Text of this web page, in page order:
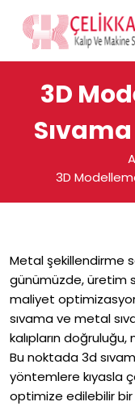
3D
Sıvama
3D
Metal şekillendirme
günümüzde, üretim
maliyet
sıvama ve metal
kalıpların
Bu noktada 3d
yöntemlere kıyasla
optimize edilebilir bir